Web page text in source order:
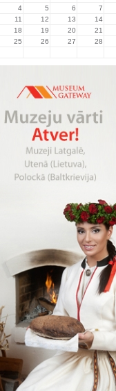
4 5 6 7
11 12 13 14
18 19 20 21
25 26 27 28